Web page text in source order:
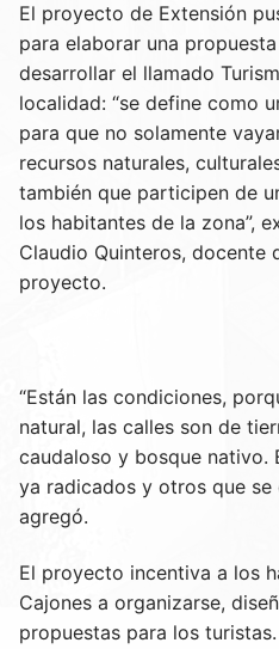
El proyecto de Extensión
para elaborar una
desarrollar el llamado
localidad: “se define como
para que no solamente
recursos naturales,
también que participen de
los habitantes de la zona”,
Claudio Quinteros, docente
proyecto.
“Están las condiciones,
natural, las calles son de
caudaloso y bosque nativo.
ya radicados y otros que se
agregó.
El proyecto incentiva a los
Cajones a organizarse,
propuestas para los